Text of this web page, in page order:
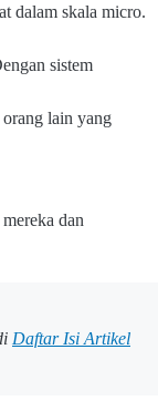
dalam skala micro.
sistem
lain yang
dan
Daftar Isi Artikel